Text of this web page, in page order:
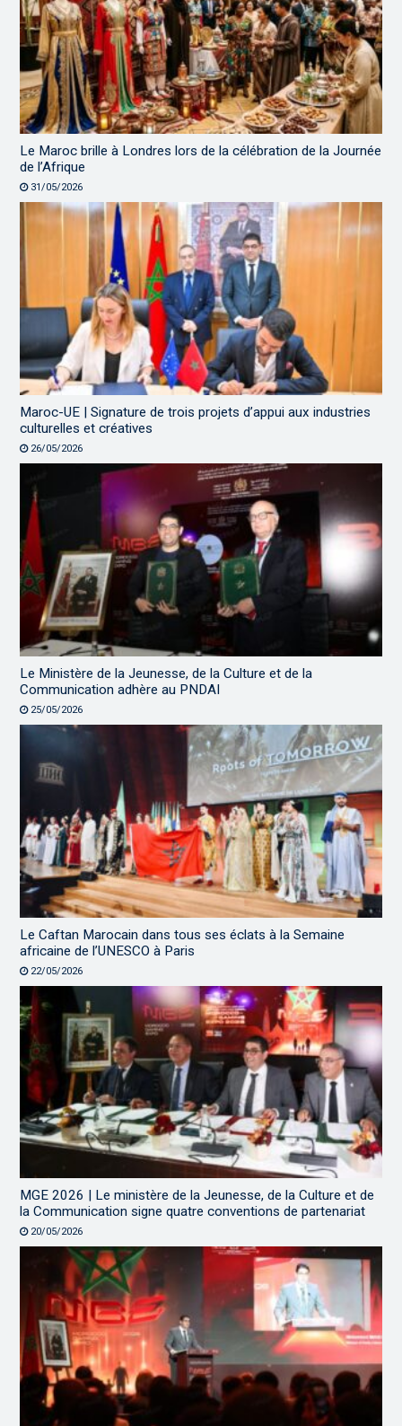
Le Maroc brille à Londres lors de la célébration de la Journée
de l’Afrique
31/05/2026
Maroc-UE | Signature de trois projets d’appui aux industries
culturelles et créatives
26/05/2026
Le Ministère de la Jeunesse, de la Culture et de la
Communication adhère au PNDAI
25/05/2026
Le Caftan Marocain dans tous ses éclats à la Semaine
africaine de l’UNESCO à Paris
22/05/2026
MGE 2026 | Le ministère de la Jeunesse, de la Culture et de
la Communication signe quatre conventions de partenariat
20/05/2026